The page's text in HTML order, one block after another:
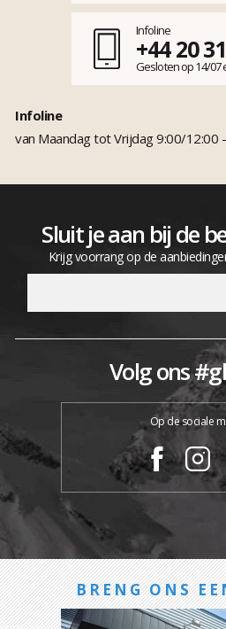
Infoline
+44 20
Gesloten op 14/07
Infoline
van Maandag tot Vrijdag 9:00/12:00
Sluit je aan bij de
Krijg voorrang op de
Volg ons
Op de sociale
BRENG ONS